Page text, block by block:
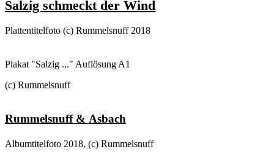
Salzig schmeckt der Wind
Plattentitelfoto (c) Rummelsnuff 2018
Plakat "Salzig ..." Auflösung A1
(c) Rummelsnuff
Rummelsnuff & Asbach
Albumtitelfoto 2018, (c) Rummelsnuff